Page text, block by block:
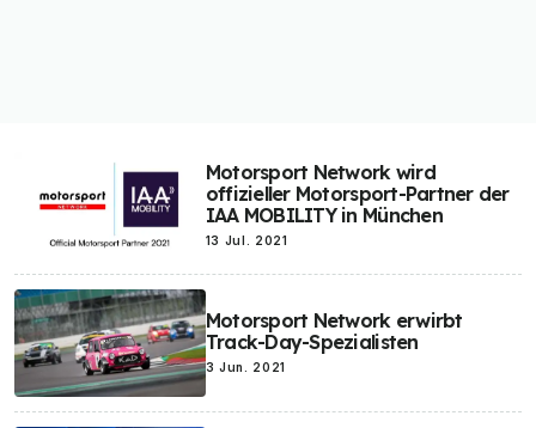
Motorsport Network wird
offizieller Motorsport-Partner der
IAA MOBILITY in München
13 Jul. 2021
Motorsport Network erwirbt
Track-Day-Spezialisten
3 Jun. 2021